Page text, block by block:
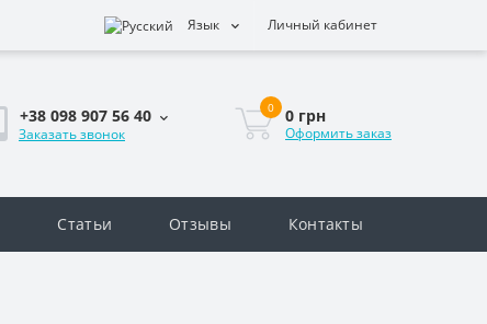
Язык Личный кабинет
+38 098 907 56 40
Заказать звонок
0 0 грн
Оформить заказ
Статьи Отзывы Контакты